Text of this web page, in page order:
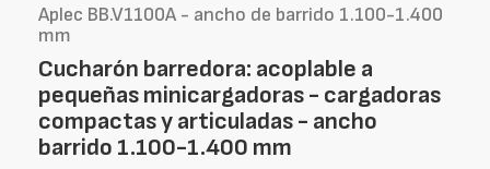
Aplec BB.V1100A - ancho de barrido 1.100-1.400
mm
Cucharón barredora: acoplable a
pequeñas minicargadoras - cargadoras
compactas y articuladas - ancho
barrido 1.100-1.400 mm